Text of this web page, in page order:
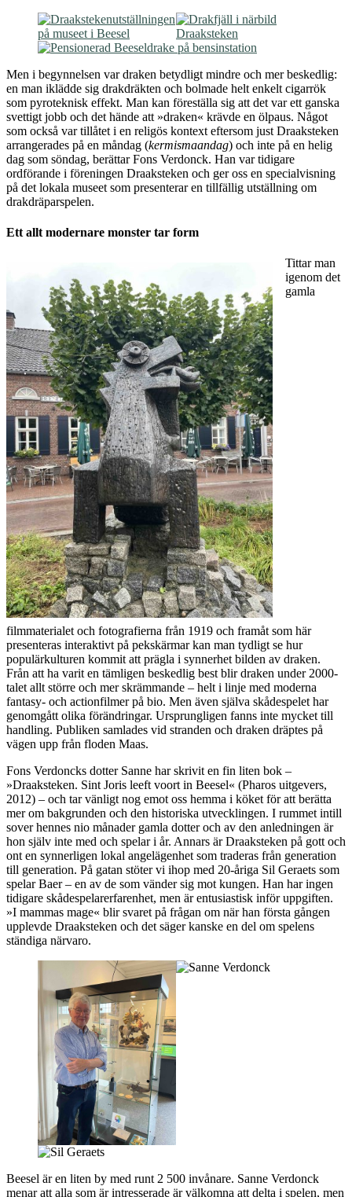
Men i begynnelsen var draken betydligt mindre och mer beskedlig:
en man iklädde sig drakdräkten och bolmade helt enkelt cigarrök
som pyroteknisk effekt. Man kan föreställa sig att det var ett ganska
svettigt jobb och det hände att »draken« krävde en ölpaus. Något
som också var tillåtet i en religös kontext eftersom just Draaksteken
arrangerades på en måndag (kermismaandag) och inte på en helig
dag som söndag, berättar Fons Verdonck. Han var tidigare
ordförande i föreningen Draaksteken och ger oss en specialvisning
på det lokala museet som presenterar en tillfällig utställning om
drakdräparspelen.
Ett allt modernare monster tar form
Tittar man
igenom det
gamla
filmmaterialet och fotografierna från 1919 och framåt som här
presenteras interaktivt på pekskärmar kan man tydligt se hur
populärkulturen kommit att prägla i synnerhet bilden av draken.
Från att ha varit en tämligen beskedlig best blir draken under 2000-
talet allt större och mer skrämmande – helt i linje med moderna
fantasy- och actionfilmer på bio. Men även själva skådespelet har
genomgått olika förändringar. Ursprungligen fanns inte mycket till
handling. Publiken samlades vid stranden och draken dräptes på
vägen upp från floden Maas.
Fons Verdoncks dotter Sanne har skrivit en fin liten bok –
»Draaksteken. Sint Joris leeft voort in Beesel« (Pharos uitgevers,
2012) – och tar vänligt nog emot oss hemma i köket för att berätta
mer om bakgrunden och den historiska utvecklingen. I rummet intill
sover hennes nio månader gamla dotter och av den anledningen är
hon själv inte med och spelar i år. Annars är Draaksteken på gott och
ont en synnerligen lokal angelägenhet som traderas från generation
till generation. På gatan stöter vi ihop med 20-åriga Sil Geraets som
spelar Baer – en av de som vänder sig mot kungen. Han har ingen
tidigare skådespelarerfarenhet, men är entusiastisk inför uppgiften.
»I mammas mage« blir svaret på frågan om när han första gången
upplevde Draaksteken och det säger kanske en del om spelens
ständiga närvaro.
Beesel är en liten by med runt 2 500 invånare. Sanne Verdonck
menar att alla som är intresserade är välkomna att delta i spelen, men